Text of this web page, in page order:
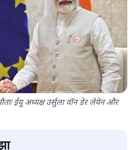
ईयू अध्यक्ष उर्सुला वॉन डेर लेयेन और